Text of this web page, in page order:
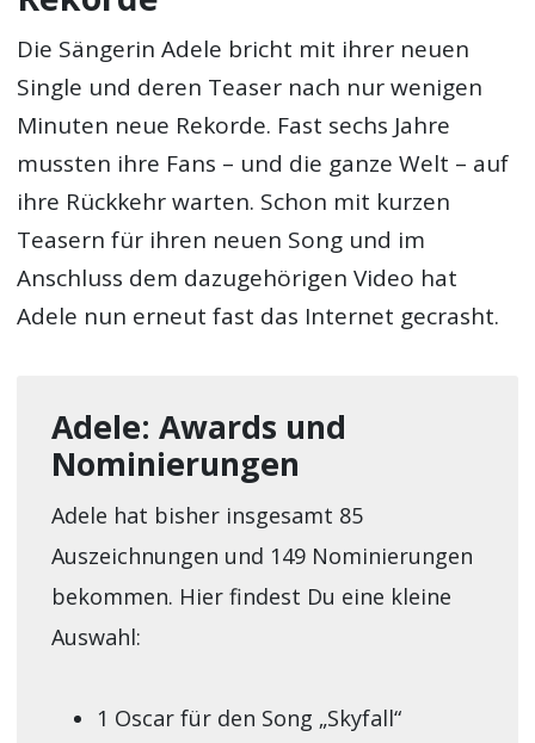
Die Sängerin Adele bricht mit ihrer neuen
Single und deren Teaser nach nur wenigen
Minuten neue Rekorde. Fast sechs Jahre
mussten ihre Fans – und die ganze Welt – auf
ihre Rückkehr warten. Schon mit kurzen
Teasern für ihren neuen Song und im
Anschluss dem dazugehörigen Video hat
Adele nun erneut fast das Internet gecrasht.
Adele: Awards und
Nominierungen
Adele hat bisher insgesamt 85
Auszeichnungen und 149 Nominierungen
bekommen. Hier findest Du eine kleine
Auswahl:
1 Oscar für den Song „Skyfall“